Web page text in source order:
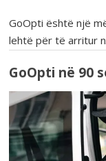
GoOpti është një
lehtë për të arritur
GoOpti në 90